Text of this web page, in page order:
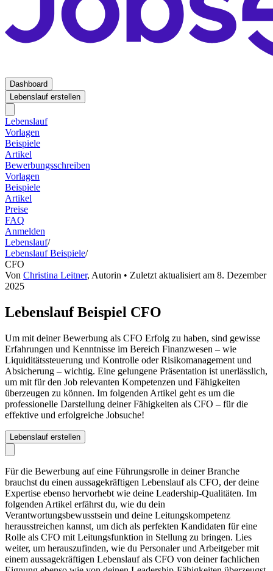
Dashboard
Lebenslauf erstellen
Lebenslauf
Vorlagen
Beispiele
Artikel
Bewerbungsschreiben
Vorlagen
Beispiele
Artikel
Preise
FAQ
Anmelden
Lebenslauf/
Lebenslauf Beispiele/
CFO
Von Christina Leitner, Autorin • Zuletzt aktualisiert am 8. Dezember
2025
Lebenslauf Beispiel CFO
Um mit deiner Bewerbung als CFO Erfolg zu haben, sind gewisse
Erfahrungen und Kenntnisse im Bereich Finanzwesen – wie
Liquiditätssteuerung und Kontrolle oder Risikomanagement und
Absicherung – wichtig. Eine gelungene Präsentation ist unerlässlich,
um mit für den Job relevanten Kompetenzen und Fähigkeiten
überzeugen zu können. Im folgenden Artikel geht es um die
professionelle Darstellung deiner Fähigkeiten als CFO – für die
effektive und erfolgreiche Jobsuche!
Lebenslauf erstellen
Für die Bewerbung auf eine Führungsrolle in deiner Branche
brauchst du einen aussagekräftigen Lebenslauf als CFO, der deine
Expertise ebenso hervorhebt wie deine Leadership-Qualitäten. Im
folgenden Artikel erfährst du, wie du dein
Verantwortungsbewusstsein und deine Leitungskompetenz
herausstreichen kannst, um dich als perfekten Kandidaten für eine
Rolle als CFO mit Leitungsfunktion in Stellung zu bringen. Lies
weiter, um herauszufinden, wie du Personaler und Arbeitgeber mit
einem aussagekräftigen Lebenslauf als CFO von deiner fachlichen